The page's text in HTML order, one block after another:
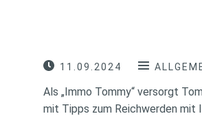
11.09.2024
Als „Immo Tommy“ versorgt
mit Tipps zum Reichwerden